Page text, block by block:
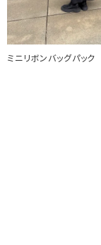
ミニリボンバッグパック